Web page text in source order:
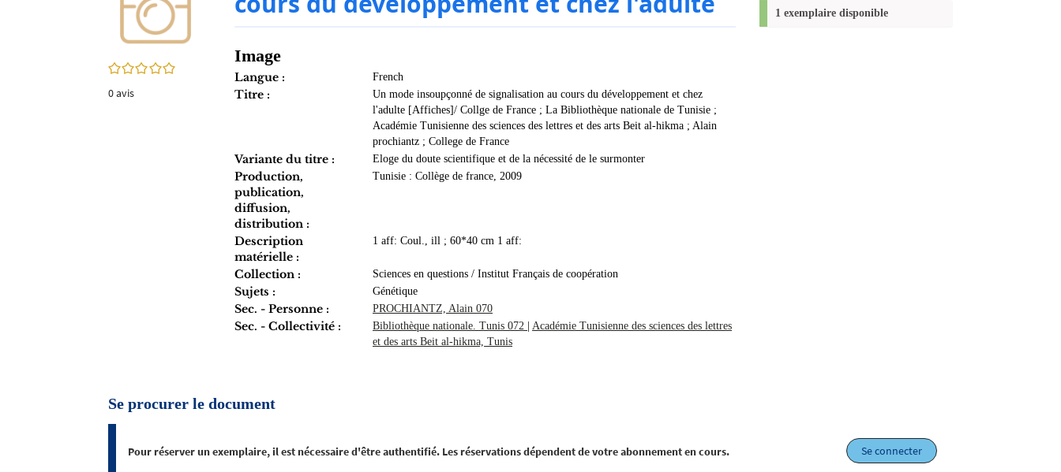
0/5
0avis
Image
Langue : French
Titre :
Un mode insoupçonné de signalisation au cours du développement et chez
l'adulte [Affiches]/ Collge de France ; La Bibliothèque nationale de Tunisie ;
Académie Tunisienne des sciences des lettres et des arts Beit al-hikma ; Alain
prochiantz ; College de France
Variante du titre : Eloge du doute scientifique et de la nécessité de le surmonter
Production,
publication,
diffusion,
distribution :
Tunisie : Collège de france, 2009
Description
matérielle :
1 aff: Coul., ill ; 60*40 cm 1 aff:
Collection : Sciences en questions / Institut Français de coopération
Sujets : Génétique
Sec. - Personne : PROCHIANTZ, Alain 070
Sec. - Collectivité : Bibliothèque nationale. Tunis 072
Académie Tunisienne des sciences des lettres
et des arts Beit al-hikma, Tunis
1 exemplaire disponible
Se procurer le document
Pour réserver un exemplaire, il est nécessaire d'être authentifié. Les réservations dépendent de votre abonnement en cours. Se connecter